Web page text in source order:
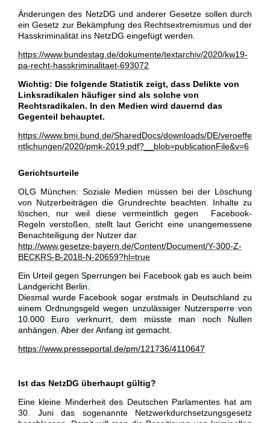
Änderungen des NetzDG und anderer Gesetze sollen durch
ein Gesetz zur Bekämpfung des Rechtsextremismus und der
Hasskriminalität ins NetzDG eingefügt werden.
https://www.bundestag.de/dokumente/textarchiv/2020/kw19-
pa-recht-hasskriminalitaet-693072
Wichtig: Die folgende Statistik zeigt, dass Delikte von
Linksradikalen häufiger sind als solche von
Rechtsradikalen. In den Medien wird dauernd das
Gegenteil behauptet.
https://www.bmi.bund.de/SharedDocs/downloads/DE/veroeffe
ntlichungen/2020/pmk-2019.pdf?__blob=publicationFile&v=6
Gerichtsurteile
OLG München: Soziale Medien müssen bei der Löschung
von Nutzerbeiträgen die Grundrechte beachten. Inhalte zu
löschen, nur weil diese vermeintlich gegen Facebook-
Regeln verstoßen, stellt laut Gericht eine unangemessene
Benachteiligung der Nutzer dar.
http://www.gesetze-bayern.de/Content/Document/Y-300-Z-
BECKRS-B-2018-N-20659?hl=true
Ein Urteil gegen Sperrungen bei Facebook gab es auch beim
Landgericht Berlin.
Diesmal wurde Facebook sogar erstmals in Deutschland zu
einem Ordnungsgeld wegen unzulässiger Nutzersperre von
10.000 Euro verknurrt, dem müsste man noch Nullen
anhängen. Aber der Anfang ist gemacht.
https://www.presseportal.de/pm/121736/4110647
Ist das NetzDG überhaupt gültig?
Eine kleine Minderheit des Deutschen Parlamentes hat am
30. Juni das sogenannte Netzwerkdurchsetzungsgesetz